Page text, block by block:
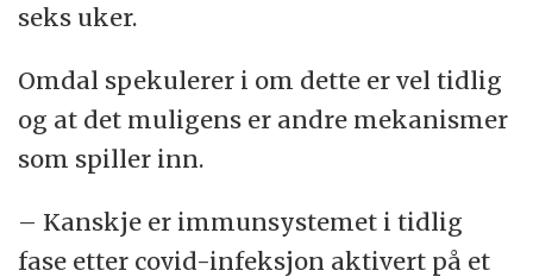
seks uker.
Omdal spekulerer i om dette er vel tidlig
og at det muligens er andre mekanismer
som spiller inn.
– Kanskje er immunsystemet i tidlig
fase etter covid-infeksjon aktivert på et